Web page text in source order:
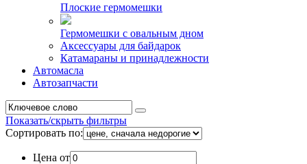
Плоские гермомешки
Гермомешки с овальным дном
Аксессуары для байдарок
Катамараны и принадлежности
Автомасла
Автозапчасти
Показать/скрыть фильтры
Сортировать по:
Цена от